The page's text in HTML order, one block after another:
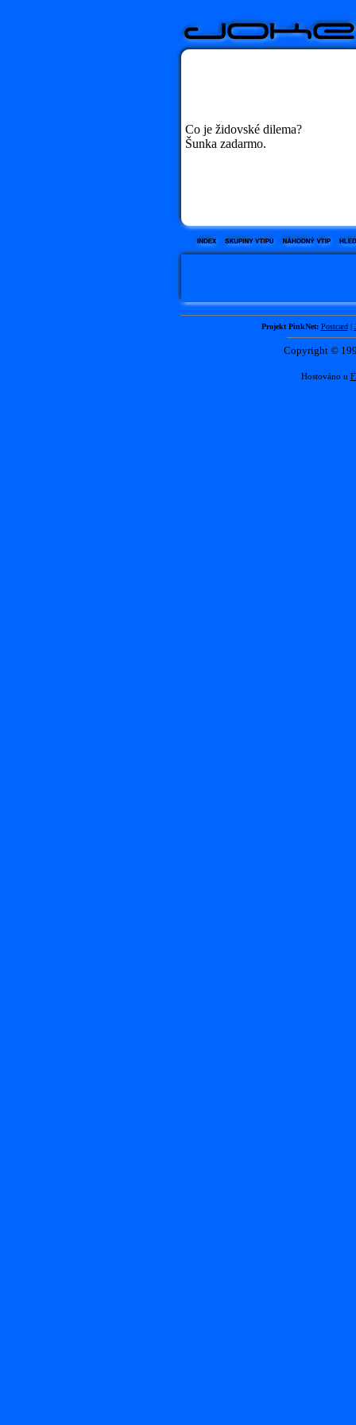
Co je židovské dilema?
Šunka zadarmo.
Projekt PinkNet: Postcard|
Copyright ©
Hostováno u